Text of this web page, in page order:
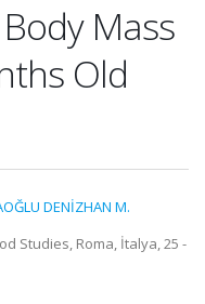
Mass
Old
DENİZHAN M.
Studies, Roma, İtalya, 25 -